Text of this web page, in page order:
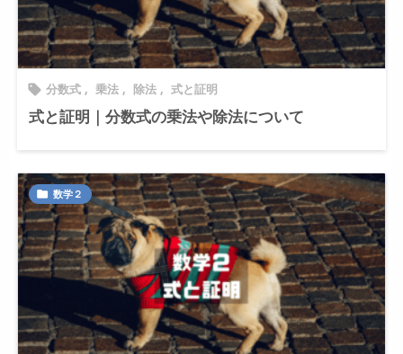
 分数式 , 乗法 , 除法 , 式と証明
式と証明｜分数式の乗法や除法について
 数学２